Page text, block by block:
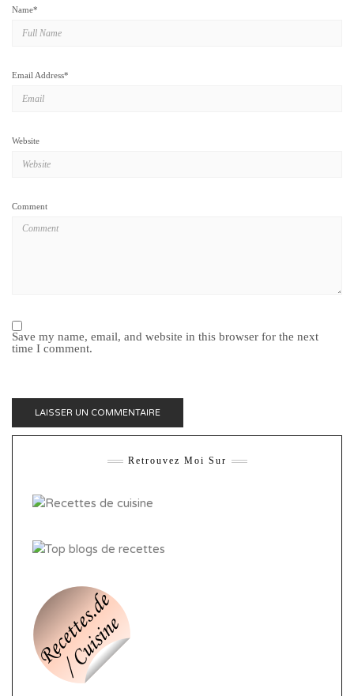
Name*
Email Address*
Website
Comment
Save my name, email, and website in this browser for the next
time I comment.
Retrouvez Moi Sur